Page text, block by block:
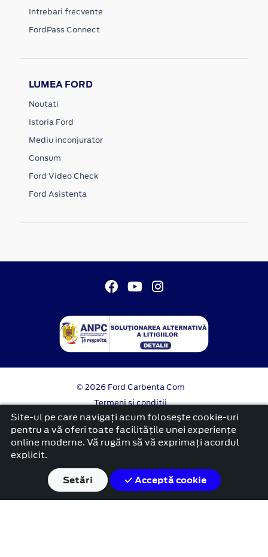
Intrebari frecvente
FordPass Connect
LUMEA FORD
Noutati
Istoria Ford
Mediu inconjurator
Consum
Ford Video Check
Ford Asistenta
© 2026 Ford Carbenta Com
Termeni si conditii
Confidentialitate
Politica cookies
platformă dezvoltată de Workleto
Site-ul pe care navigați acum foloseşte cookie-uri
pentru a vă oferi toate facilitățile unei experiențe
online moderne. Vă rugăm să vă exprimați acordul
explicit.
Setări
Acceptă cookie